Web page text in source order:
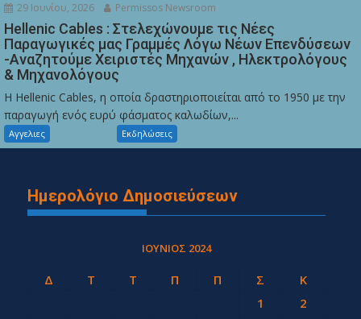
29 Ιουνίου, 2026 Permissos Newsroom
Hellenic Cables : Στελεχώνουμε τις Νέες
Παραγωγικές μας Γραμμές Λόγω Νέων Επενδύσεων
-Αναζητούμε Χειριστές Μηχανών , Ηλεκτρολόγους
& Μηχανολόγους
Η Hellenic Cables, η οποία δραστηριοποιείται από το 1950 με την
παραγωγή ενός ευρύ φάσματος καλωδίων,...
Αγγελιες Εκδηλώσεις
Ημερολόγιο Δημοσιεύσεων
ΙΟΎΝΙΟΣ 2024
Δ Τ Τ Π Π Σ
Κ
1
2